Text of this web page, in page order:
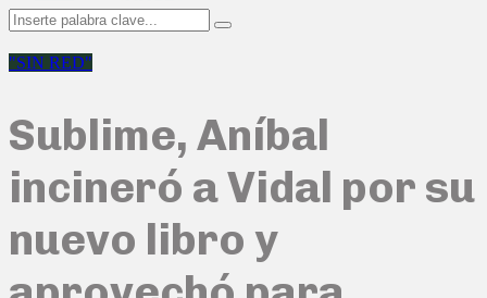
Search
for:
Search
"SIN RED"
Sublime, Aníbal
incineró a Vidal por su
nuevo libro y